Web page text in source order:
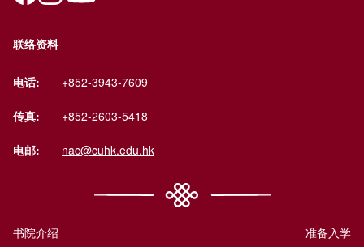
联络资料
电话: +852-3943-7609
传真: +852-2603-5418
电邮: nac@cuhk.edu.hk
书院介绍 准备入学